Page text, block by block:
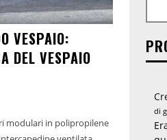
VESPAIO:
DEL VESPAIO
modulari in polipropilene
di